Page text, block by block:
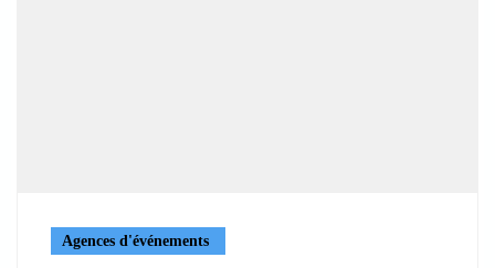
Agences d'événements